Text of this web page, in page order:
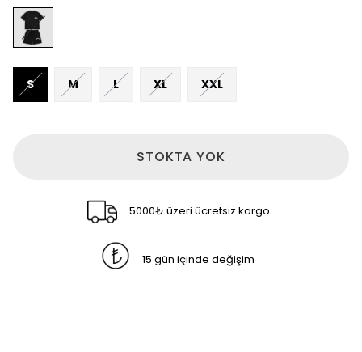
S M L XL XXL
STOKTA YOK
5000₺ üzeri ücretsiz kargo
15 gün içinde değişim